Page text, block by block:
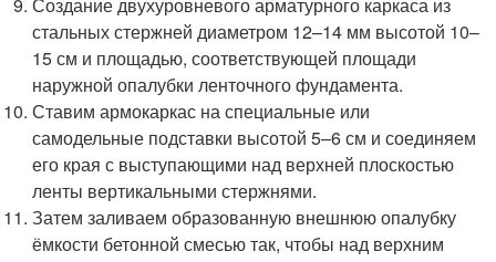
стальных стержней диаметром 12–14 мм высотой 10–
15 см и площадью, соответствующей площади
наружной опалубки ленточного фундамента.
Ставим армокаркас на специальные или
самодельные подставки высотой 5–6 см и соединяем
его края с выступающими над верхней плоскостью
ленты вертикальными стержнями.
Затем заливаем образованную внешнюю опалубку
ёмкости бетонной смесью так, чтобы над верхним